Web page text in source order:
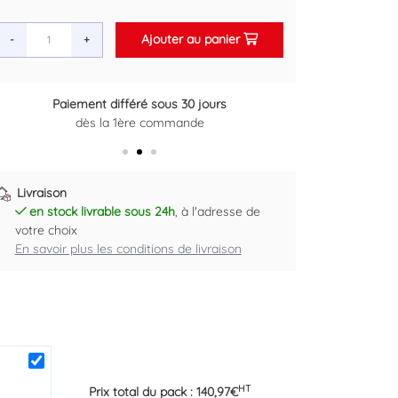
- + Ajouter au panier
Paiement différé sous 30 jours
dès la 1ère commande
Retour gratuit sous 14 jours
Plus d'informations ici
Livraison
en stock livrable sous 24h, à l'adresse de
votre choix
En savoir plus les conditions de livraison
Prix total du pack : 140,97€HT